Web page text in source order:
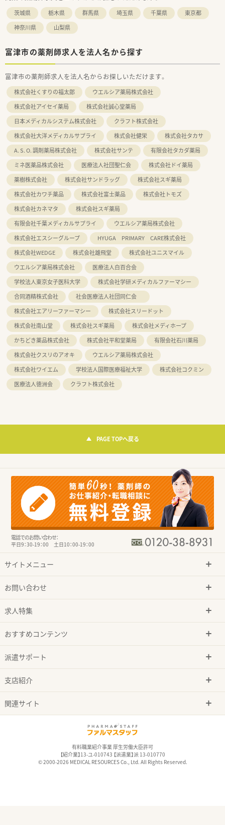
茨城県 栃木県 群馬県 埼玉県 千葉県
東京都
神奈川県
山梨県
富津市の薬剤師求人を法人名から探す
富津市の薬剤師求人を法人名からお探しいただけます。
株式会社くすりの福太郎
ウエルシア薬局株式会社
株式会社アイセイ薬局
株式会社誠心堂薬局
日本メディカルシステム株式会社
クラフト株式会社
株式会社大洋メディカルサプライ
株式会社健栄
株式会社タカサ
A. S. O. 調剤薬局株式会社
株式会社サンテ
有限会社タカダ薬局
ミネ医薬品株式会社
医療法人社団聖仁会
株式会社ドイ薬局
薬樹株式会社
株式会社サンドラッグ
株式会社スギ薬局
株式会社カワチ薬品
株式会社富士薬品
株式会社トモズ
株式会社カネマタ
株式会社スギ薬局
有限会社千葉メディカルサプライ
ウエルシア薬局株式会社
株式会社エスシーグループ
HYUGA PRIMARY CARE株式会社
株式会社WEDGE
株式会社雄飛堂
株式会社ユニスマイル
ウエルシア薬局株式会社
医療法人白百合会
学校法人東京女子医科大学
株式会社学研メディカルファーマシー
合同酒精株式会社
社会医療法人社団同仁会
株式会社エアリーファーマシー
株式会社スリードット
株式会社南山堂
株式会社スギ薬局
株式会社メディホープ
かちどき薬品株式会社
株式会社平和堂薬局
有限会社石川薬局
株式会社クスリのアオキ
ウエルシア薬局株式会社
株式会社ワイエム
学校法人国際医療福祉大学
株式会社コクミン
医療法人徳洲会
クラフト株式会社
PAGE TOPへ戻る
電話でのお問い合わせ：
平日9：30-19：00 土日10：00-19：00
サイトメニュー
お問い合わせ
求人特集
おすすめコンテンツ
派遣サポート
支店紹介
関連サイト
有料職業紹介事業 厚生労働大臣許可
【紹介業】13-ユ-010743 【派遣業】派 13-010770
© 2000-2026 MEDICAL RESOURCES Co., Ltd. All Rights Reserved.